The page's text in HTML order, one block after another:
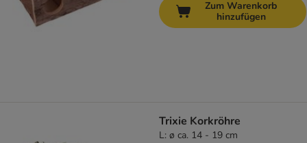
Zum Warenkorb
hinzufügen
Trixie Korkröhre
L: ø ca. 14 - 19 cm